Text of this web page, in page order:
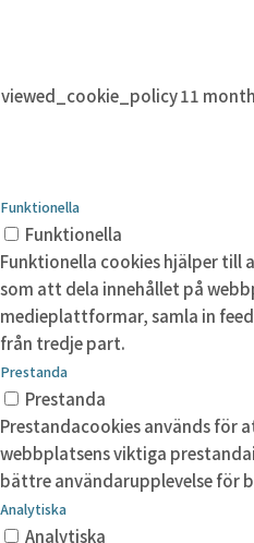
viewed_cookie_policy11
Funktionella
Funktionella
Funktionella cookies hjälper
som att dela innehållet på
medieplattformar, samla in
från tredje part.
Prestanda
Prestanda
Prestandacookies används för
webbplatsens viktiga
bättre användarupplevelse för
Analytiska
Analytiska